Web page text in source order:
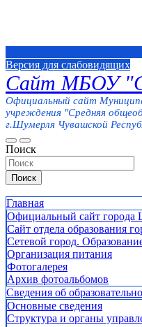
Версия для слабовидящих
Сайт МБОУ
Официальный сайт
учреждения "Средняя
г.Шумерля Чувашской
Поиск
Поиск
Главная
Официальный сайт города
Сайт отдела образования
Сетевой город.
Организация питания
Фотогалерея
Архив фотоальбомов
Сведения об
Основные сведения
Структура и органы